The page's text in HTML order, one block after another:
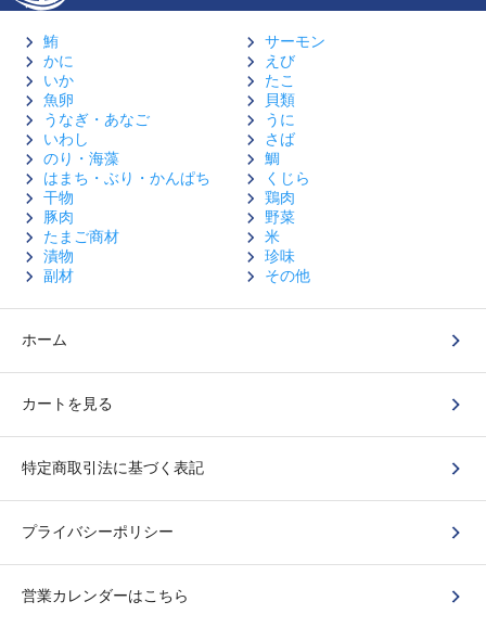
鮪
サーモン
かに
えび
いか
たこ
魚卵
貝類
うなぎ・あなご
うに
いわし
さば
のり・海藻
鯛
はまち・ぶり・かんぱち
くじら
干物
鶏肉
豚肉
野菜
たまご商材
米
漬物
珍味
副材
その他
ホーム
カートを見る
特定商取引法に基づく表記
プライバシーポリシー
営業カレンダーはこちら